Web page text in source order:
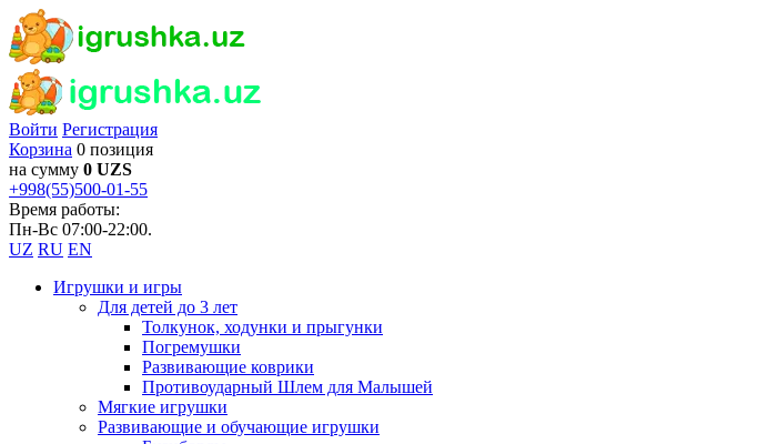
Войти Регистрация
Корзина 0 позиция
на сумму 0 UZS
+998(55)500-01-55
Время работы:
Пн-Вс 07:00-22:00.
UZ RU EN
Игрушки и игры
Для детей до 3 лет
Толкунок, ходунки и прыгунки
Погремушки
Развивающие коврики
Противоударный Шлем для Малышей
Мягкие игрушки
Развивающие и обучающие игрушки